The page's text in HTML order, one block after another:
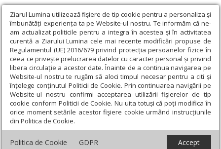
Ziarul Lumina utilizează fişiere de tip cookie pentru a personaliza și
îmbunătăți experiența ta pe Website-ul nostru. Te informăm că ne-
am actualizat politicile pentru a integra în acestea și în activitatea
curentă a Ziarului Lumina cele mai recente modificări propuse de
Regulamentul (UE) 2016/679 privind protecția persoanelor fizice în
ceea ce privește prelucrarea datelor cu caracter personal și privind
libera circulație a acestor date. Înainte de a continua navigarea pe
Website-ul nostru te rugăm să aloci timpul necesar pentru a citi și
înțelege conținutul Politicii de Cookie. Prin continuarea navigării pe
Website-ul nostru confirmi acceptarea utilizării fişierelor de tip
cookie conform Politicii de Cookie. Nu uita totuși că poți modifica în
orice moment setările acestor fişiere cookie urmând instrucțiunile
din Politica de Cookie.
Politica de Cookie GDPR Accept
Ziarul Lumina › Actualitate religioasă › Știri › Pomenirea de 40
de zile a domnului Peter (Petru) Peterson
Pomenirea de 40 de zile a domnului Peter
(Petru) Peterson